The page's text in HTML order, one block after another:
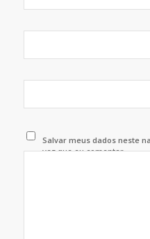
Salvar meus dados neste
vez que eu comentar.